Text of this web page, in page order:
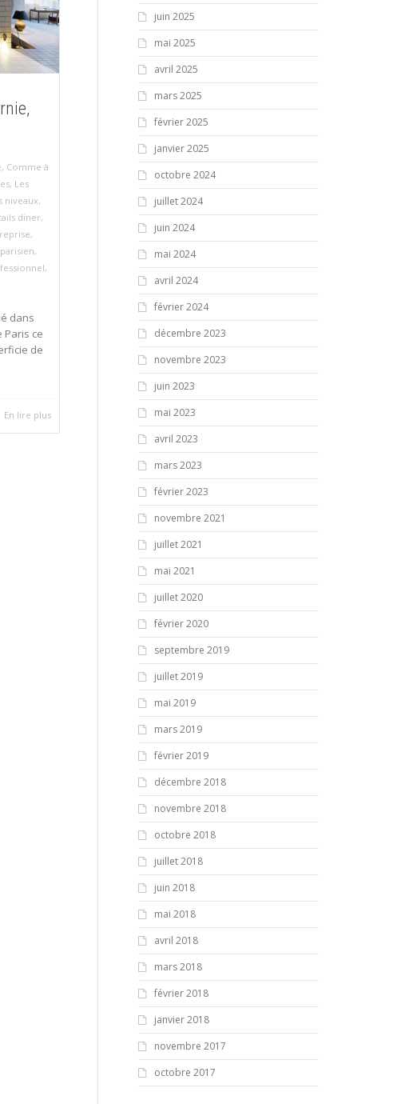
, Comme à
, Les
niveaux,
diner,
,
,
,
dans
Paris ce
de
En lire plus
juin 2025
mai 2025
avril 2025
mars 2025
février 2025
janvier 2025
octobre 2024
juillet 2024
juin 2024
mai 2024
avril 2024
février 2024
décembre 2023
novembre 2023
juin 2023
mai 2023
avril 2023
mars 2023
février 2023
novembre 2021
juillet 2021
mai 2021
juillet 2020
février 2020
septembre 2019
juillet 2019
mai 2019
mars 2019
février 2019
décembre 2018
novembre 2018
octobre 2018
juillet 2018
juin 2018
mai 2018
avril 2018
mars 2018
février 2018
janvier 2018
novembre 2017
octobre 2017